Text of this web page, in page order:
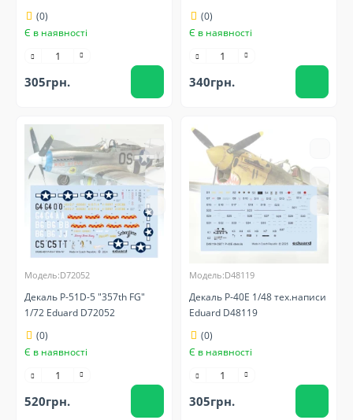
(0)
Є в наявності
305грн.
(0)
Є в наявності
340грн.
Модель:D72052
Декаль P-51D-5 "357th FG"
1/72 Eduard D72052
(0)
Є в наявності
520грн.
Модель:D48119
Декаль P-40E 1/48 тех.написи
Eduard D48119
(0)
Є в наявності
305грн.